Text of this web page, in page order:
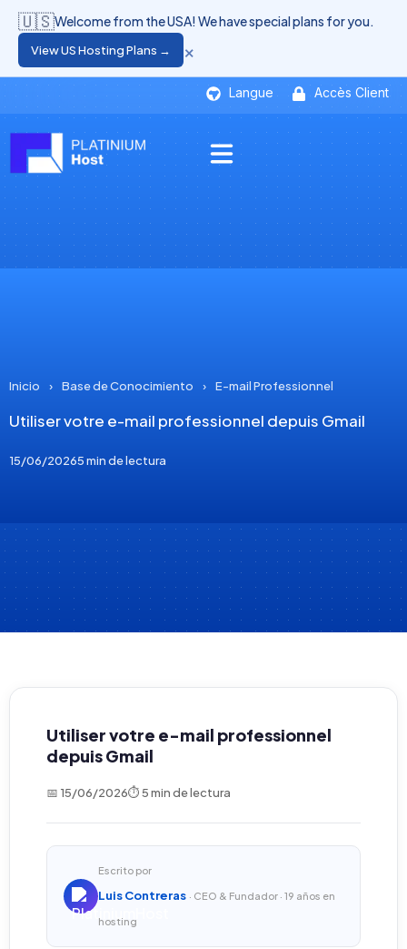
Langue Accès Client
🇺🇸Welcome from the USA! We have special plans for you.
View US Hosting Plans → ×
Inicio › Base de Conocimiento › E-mail Professionnel
Utiliser votre e-mail professionnel depuis Gmail
15/06/20265 min de lectura
Utiliser votre e-mail professionnel
depuis Gmail
📅 15/06/2026⏱ 5 min de lectura
Escrito por
Luis Contreras · CEO & Fundador · 19 años en
hosting